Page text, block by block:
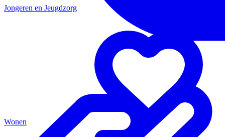
Wonen
Jongeren en Jeugdzorg